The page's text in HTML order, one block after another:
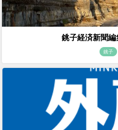
銚子経済新聞
銚子